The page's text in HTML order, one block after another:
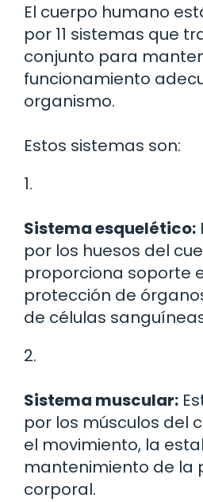
El cuerpo humano
por 11 sistemas que
conjunto para
funcionamiento
organismo.
Estos sistemas son:
1.
Sistema esquelético:
por los huesos del
proporciona soporte
protección de
de células
2.
Sistema muscular:
por los músculos del
el movimiento, la
mantenimiento de la
corporal.